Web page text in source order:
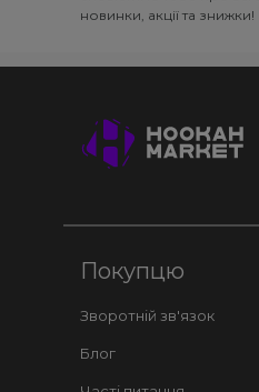
новинки, акції та знижки!
Покупцю
Зворотній зв'язок
Блог